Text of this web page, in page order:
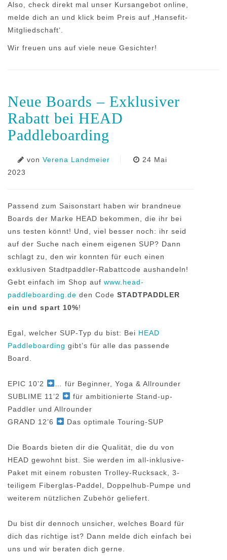
Also, check direkt mal unser Kursangebot online,
melde dich an und klick beim Preis auf ‚Hansefit-
Mitgliedschaft‘.
Wir freuen uns auf viele neue Gesichter!
Neue Boards – Exklusiver
Rabatt bei HEAD
Paddleboarding
von Verena Landmeier
24 Mai
2023
Passend zum Saisonstart haben wir brandneue
Boards der Marke HEAD bekommen, die ihr bei
uns testen könnt! Und, viel besser noch: ihr seid
auf der Suche nach einem eigenen SUP? Dann
schlagt zu, den wir konnten für euch einen
exklusiven Stadtpaddler-Rabattcode aushandeln!
Gebt einfach im Shop auf www.head-
paddleboarding.de den Code STADTPADDLER
ein und spart 10%!
Egal, welcher SUP-Typ du bist: Bei HEAD
Paddleboarding gibt’s für alle das passende
Board.
EPIC 10’2
… für Beginner, Yoga & Allrounder
SUBLIME 11’2
für ambitionierte Stand-up-
Paddler und Allrounder
GRAND 12’6
Das optimale Touring-SUP
Die Boards bieten dir die Qualität, die du von
HEAD gewohnt bist. Sie werden im all-inklusive-
Paket mit einem robusten Trolley-Rucksack, 3-
teiligem Fiberglas-Paddel, Doppelhub-Pumpe und
weiterem nützlichen Zubehör geliefert.
Du bist dir dennoch unsicher, welches Board für
dich das richtige ist? Dann melde dich einfach bei
uns und wir beraten dich gerne.